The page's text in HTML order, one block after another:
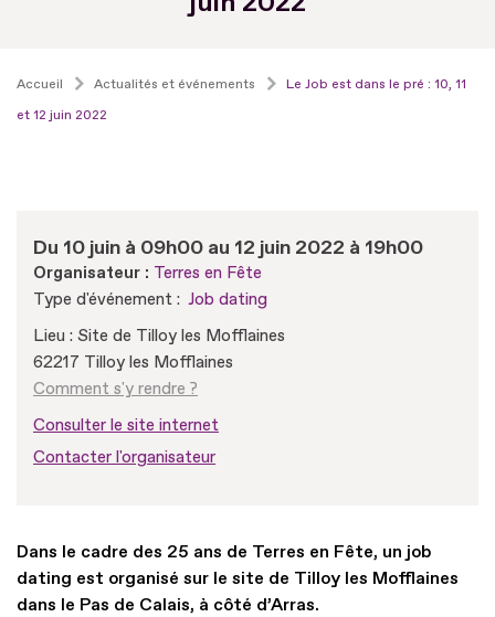
Accueil Actualités et événements
Le Job est dans le pré : 10, 11
et 12 juin 2022
Du 10 juin à 09h00 au 12 juin 2022 à 19h00
Organisateur : Terres en Fête
Type d'événement : Job dating
Lieu : Site de Tilloy les Mofflaines
62217 Tilloy les Mofflaines
Comment s'y rendre ?
Consulter le site internet
Contacter l'organisateur
Dans le cadre des 25 ans de Terres en Fête, un job
dating est organisé sur le site de Tilloy les Mofflaines
dans le Pas de Calais, à côté d’Arras.